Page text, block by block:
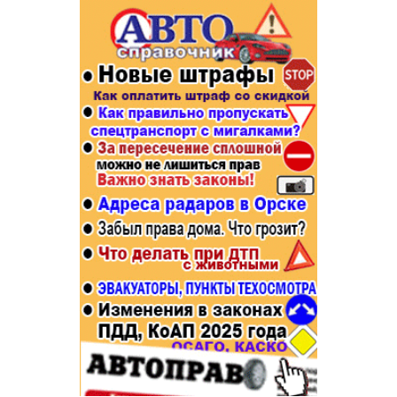
Афиша
Строительство и ремонт
Авто и мото
Рестораны, кафе, бары
Спорт Фитнес
Недвижимость
Красота Косметология
Телекоммуникации и связь
Торговля
Бизнес и финансы
Юристы, Экспертиза, Страхование
Ремонт
Социальные организации
Это интересно
Администрация
Популярное →
Строительство и ремонт